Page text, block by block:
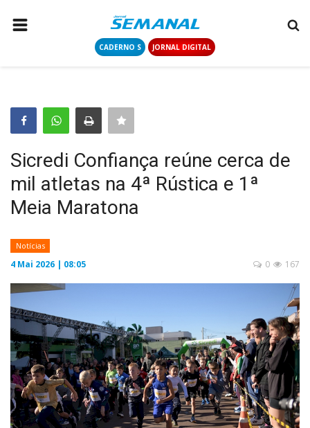
CADERNO S JORNAL DIGITAL
COLUNISTAS
CONTATO
LOGIN
CADASTRAR
Sicredi Confiança reúne cerca de
mil atletas na 4ª Rústica e 1ª
Meia Maratona
Notícias
4 Mai 2026 | 08:05 167
0